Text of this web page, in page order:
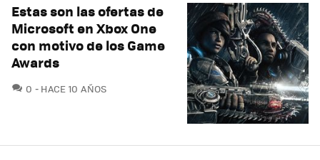
Estas son las ofertas de
Microsoft en Xbox One
con motivo de los Game
Awards
0 COMENTARIOS
HACE 10 AÑOS